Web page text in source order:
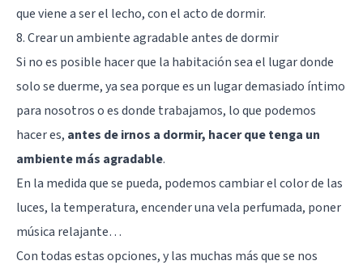
que viene a ser el lecho, con el acto de dormir.
8. Crear un ambiente agradable antes de dormir
Si no es posible hacer que la habitación sea el lugar donde
solo se duerme, ya sea porque es un lugar demasiado íntimo
para nosotros o es donde trabajamos, lo que podemos
hacer es, antes de irnos a dormir, hacer que tenga un
ambiente más agradable.
En la medida que se pueda, podemos cambiar el color de las
luces, la temperatura, encender una vela perfumada, poner
música relajante…
Con todas estas opciones, y las muchas más que se nos